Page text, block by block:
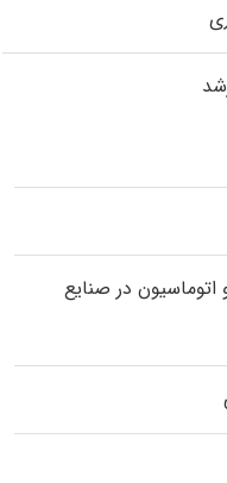
در صنایع